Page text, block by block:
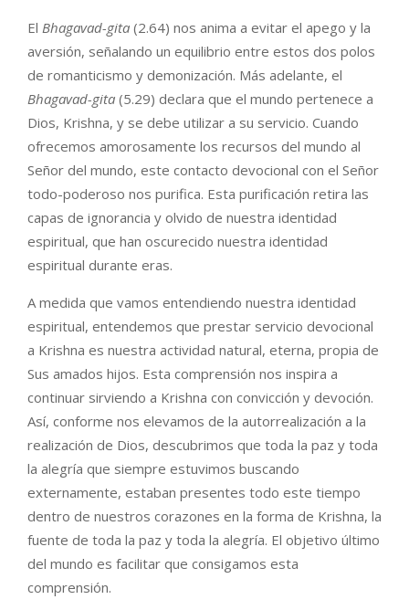
El Bhagavad-gita (2.64) nos anima a evitar el apego y la
aversión, señalando un equilibrio entre estos dos polos
de romanticismo y demonización. Más adelante, el
Bhagavad-gita (5.29) declara que el mundo pertenece a
Dios, Krishna, y se debe utilizar a su servicio. Cuando
ofrecemos amorosamente los recursos del mundo al
Señor del mundo, este contacto devocional con el Señor
todo-poderoso nos purifica. Esta purificación retira las
capas de ignorancia y olvido de nuestra identidad
espiritual, que han oscurecido nuestra identidad
espiritual durante eras.
A medida que vamos entendiendo nuestra identidad
espiritual, entendemos que prestar servicio devocional
a Krishna es nuestra actividad natural, eterna, propia de
Sus amados hijos. Esta comprensión nos inspira a
continuar sirviendo a Krishna con convicción y devoción.
Así, conforme nos elevamos de la autorrealización a la
realización de Dios, descubrimos que toda la paz y toda
la alegría que siempre estuvimos buscando
externamente, estaban presentes todo este tiempo
dentro de nuestros corazones en la forma de Krishna, la
fuente de toda la paz y toda la alegría. El objetivo último
del mundo es facilitar que consigamos esta
comprensión.